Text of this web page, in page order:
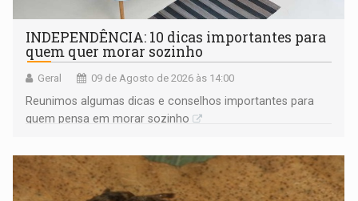
INDEPENDÊNCIA: 10 dicas importantes para
quem quer morar sozinho
Geral 09 de Agosto de 2026 às 14:00
Reunimos algumas dicas e conselhos importantes para
quem pensa em morar sozinho